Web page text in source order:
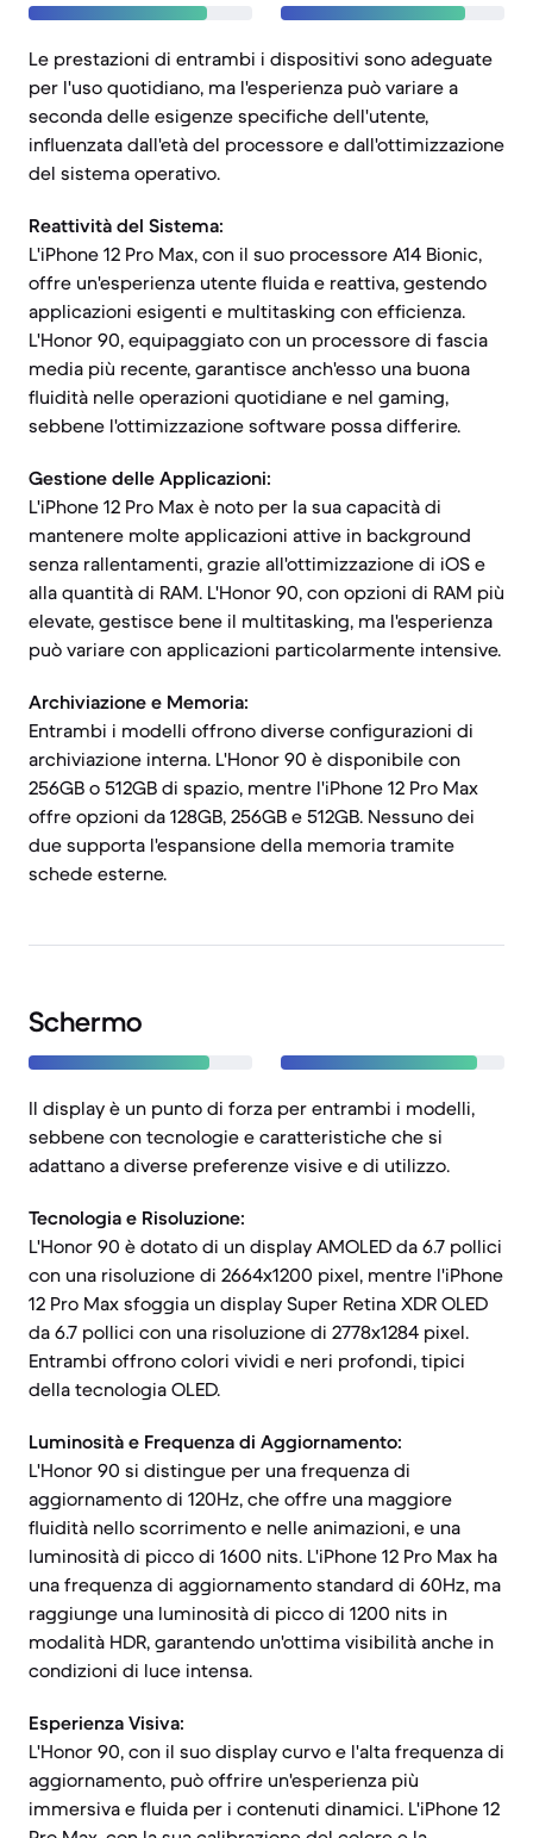
Le prestazioni di entrambi i dispositivi sono adeguate
per l'uso quotidiano, ma l'esperienza può variare a
seconda delle esigenze specifiche dell'utente,
influenzata dall'età del processore e dall'ottimizzazione
del sistema operativo.
Reattività del Sistema:
L'iPhone 12 Pro Max, con il suo processore A14 Bionic,
offre un'esperienza utente fluida e reattiva, gestendo
applicazioni esigenti e multitasking con efficienza.
L'Honor 90, equipaggiato con un processore di fascia
media più recente, garantisce anch'esso una buona
fluidità nelle operazioni quotidiane e nel gaming,
sebbene l'ottimizzazione software possa differire.
Gestione delle Applicazioni:
L'iPhone 12 Pro Max è noto per la sua capacità di
mantenere molte applicazioni attive in background
senza rallentamenti, grazie all'ottimizzazione di iOS e
alla quantità di RAM. L'Honor 90, con opzioni di RAM più
elevate, gestisce bene il multitasking, ma l'esperienza
può variare con applicazioni particolarmente intensive.
Archiviazione e Memoria:
Entrambi i modelli offrono diverse configurazioni di
archiviazione interna. L'Honor 90 è disponibile con
256GB o 512GB di spazio, mentre l'iPhone 12 Pro Max
offre opzioni da 128GB, 256GB e 512GB. Nessuno dei
due supporta l'espansione della memoria tramite
schede esterne.
Schermo
Il display è un punto di forza per entrambi i modelli,
sebbene con tecnologie e caratteristiche che si
adattano a diverse preferenze visive e di utilizzo.
Tecnologia e Risoluzione:
L'Honor 90 è dotato di un display AMOLED da 6.7 pollici
con una risoluzione di 2664x1200 pixel, mentre l'iPhone
12 Pro Max sfoggia un display Super Retina XDR OLED
da 6.7 pollici con una risoluzione di 2778x1284 pixel.
Entrambi offrono colori vividi e neri profondi, tipici
della tecnologia OLED.
Luminosità e Frequenza di Aggiornamento:
L'Honor 90 si distingue per una frequenza di
aggiornamento di 120Hz, che offre una maggiore
fluidità nello scorrimento e nelle animazioni, e una
luminosità di picco di 1600 nits. L'iPhone 12 Pro Max ha
una frequenza di aggiornamento standard di 60Hz, ma
raggiunge una luminosità di picco di 1200 nits in
modalità HDR, garantendo un'ottima visibilità anche in
condizioni di luce intensa.
Esperienza Visiva:
L'Honor 90, con il suo display curvo e l'alta frequenza di
aggiornamento, può offrire un'esperienza più
immersiva e fluida per i contenuti dinamici. L'iPhone 12